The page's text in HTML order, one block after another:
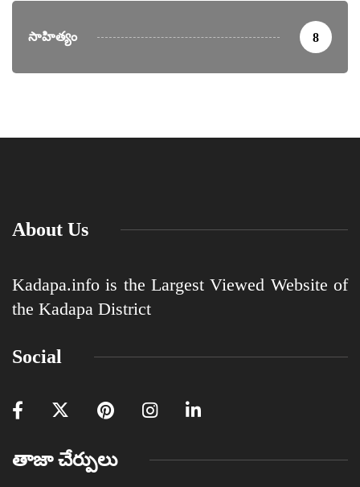
సాహిత్యం 8
About Us
Kadapa.info is the Largest Viewed Website of
the Kadapa District
Social
తాజా చేర్పులు